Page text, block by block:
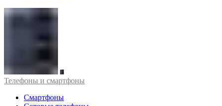
Телефоны и смартфоны
Смартфоны